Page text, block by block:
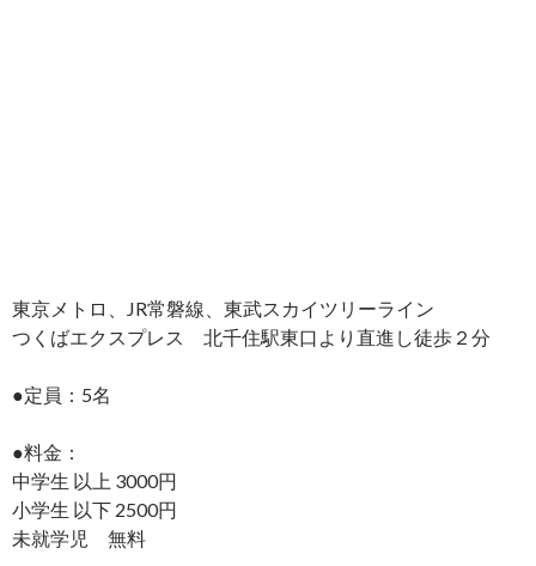
東京メトロ、JR常磐線、東武スカイツリーライン
つくばエクスプレス 北千住駅東口より直進し徒歩２分
●定員：5名
●料金：
中学生 以上 3000円
小学生 以下 2500円
未就学児 無料